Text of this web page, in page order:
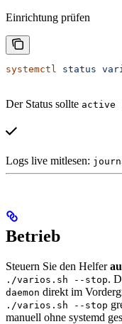
Einrichtung prüfen
systemctl status
Der Status sollte active
Logs live mitlesen:
Betrieb
Steuern Sie den Helfer
./varios.sh --stop.
daemon direkt im
./varios.sh --stop
manuell ohne systemd